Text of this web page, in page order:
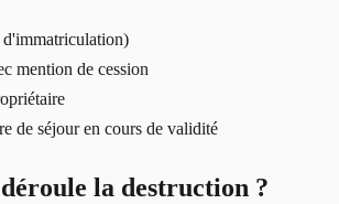
mention de cession
de séjour en cours de validité
la destruction ?